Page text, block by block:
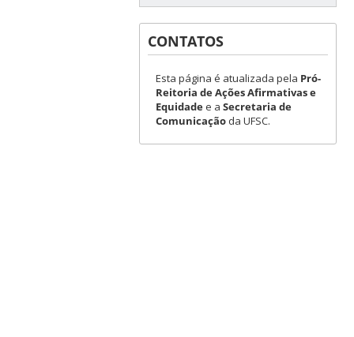
CONTATOS
Esta página é atualizada pela Pró-
Reitoria de Ações Afirmativas e
Equidadee a Secretaria de
Comunicaçãoda UFSC.